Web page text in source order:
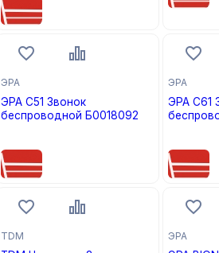
ЭРА
ЭРА C51 Звонок
беспроводной Б0018092
ЭРА
ЭРА C61
TDM ЭРА